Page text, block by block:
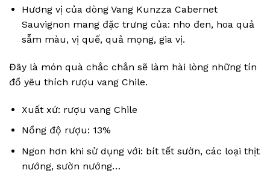
Hương vị của dòng Vang Kunzza Cabernet
Sauvignon mang đặc trưng của: nho đen, hoa quả
sẫm màu, vị quế, quả mọng, gia vị.
Đây là món quà chắc chắn sẽ làm hài lòng những tín
đồ yêu thích rượu vang Chile.
Xuất xứ: rượu vang Chile
Nồng độ rượu: 13%
Ngon hơn khi sử dụng với: bít tết sườn, các loại thịt
nướng, sườn nướng…